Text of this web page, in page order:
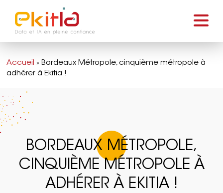
Accueil »Bordeaux Métropole, cinquième métropole à
adhérer à Ekitia !
BORDEAUX MÉTROPOLE,
CINQUIÈME MÉTROPOLE À
ADHÉRER À EKITIA !